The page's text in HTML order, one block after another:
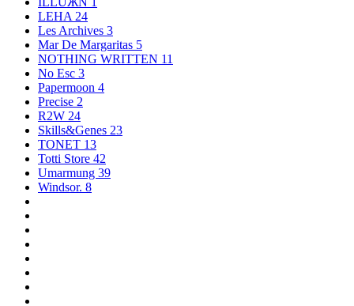
LEHA 24
Les Archives 3
Mar De Margaritas 5
NOTHING WRITTEN 11
No Esc 3
Papermoon 4
Precise 2
R2W 24
Skills&Genes 23
TONET 13
Totti Store 42
Umarmung 39
Windsor. 8